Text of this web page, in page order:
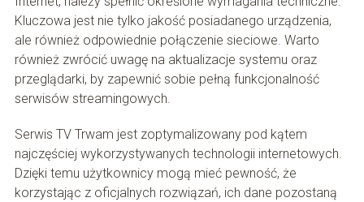
Kluczowa jest nie tylko jakość posiadanego urządzenia,
ale również odpowiednie połączenie sieciowe. Warto
również zwrócić uwagę na aktualizacje systemu oraz
przeglądarki, by zapewnić sobie pełną funkcjonalność
serwisów streamingowych.
Serwis TV Trwam jest zoptymalizowany pod kątem
najczęściej wykorzystywanych technologii internetowych.
Dzięki temu użytkownicy mogą mieć pewność, że
korzystając z oficjalnych rozwiązań, ich dane pozostaną